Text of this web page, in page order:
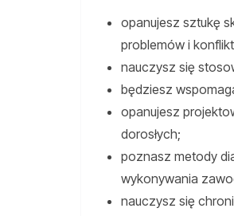
opanujesz sztukę
problemów i
nauczysz się
będziesz
opanujesz
dorosłych;
poznasz metody
wykonywania
nauczysz się